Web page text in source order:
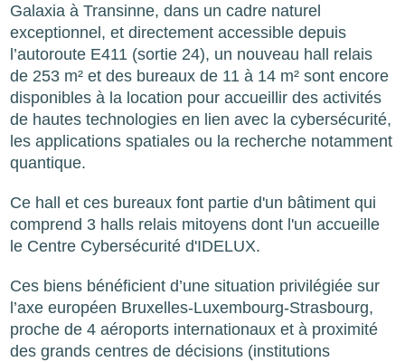
Galaxia à Transinne, dans un cadre naturel
exceptionnel, et directement accessible depuis
l’autoroute E411 (sortie 24), un nouveau hall relais
de 253 m² et des bureaux de 11 à 14 m² sont encore
disponibles à la location pour accueillir des activités
de hautes technologies en lien avec la cybersécurité,
les applications spatiales ou la recherche notamment
quantique.
Ce hall et ces bureaux font partie d'un bâtiment qui
comprend 3 halls relais mitoyens dont l'un accueille
le Centre Cybersécurité d'IDELUX.
Ces biens bénéficient d’une situation privilégiée sur
l’axe européen Bruxelles-Luxembourg-Strasbourg,
proche de 4 aéroports internationaux et à proximité
des grands centres de décisions (institutions